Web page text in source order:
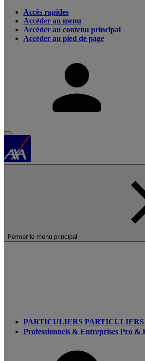
Accès rapides
Accéder au menu
Accéder au contenu principal
Accéder au pied de page
Fermer le menu principal
PARTICULIERS PARTICULIERS
Professionnels & Entreprises Pro &